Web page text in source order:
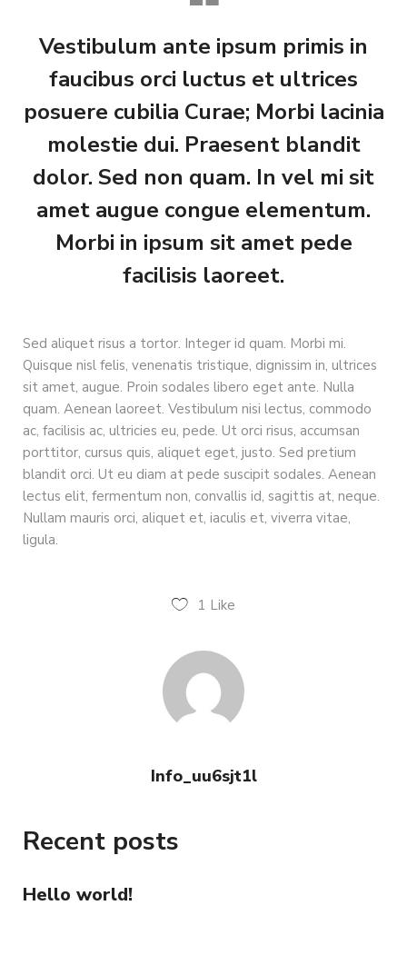
Vestibulum ante ipsum primis in
faucibus orci luctus et ultrices
posuere cubilia Curae; Morbi lacinia
molestie dui. Praesent blandit
dolor. Sed non quam. In vel mi sit
amet augue congue elementum.
Morbi in ipsum sit amet pede
facilisis laoreet.
Sed aliquet risus a tortor. Integer id quam. Morbi mi.
Quisque nisl felis, venenatis tristique, dignissim in, ultrices
sit amet, augue. Proin sodales libero eget ante. Nulla
quam. Aenean laoreet. Vestibulum nisi lectus, commodo
ac, facilisis ac, ultricies eu, pede. Ut orci risus, accumsan
porttitor, cursus quis, aliquet eget, justo. Sed pretium
blandit orci. Ut eu diam at pede suscipit sodales. Aenean
lectus elit, fermentum non, convallis id, sagittis at, neque.
Nullam mauris orci, aliquet et, iaculis et, viverra vitae,
ligula.
1 Like
Info_uu6sjt1l
Recent posts
Hello world!